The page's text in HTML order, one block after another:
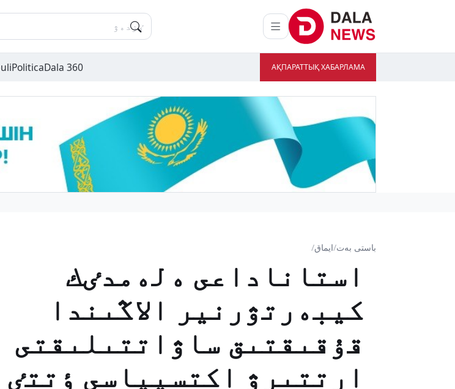
АҚПАРАТТЫҚ ХАБАРЛАМА
Dala 360
Politica
باستى بەت/ايماق/
استاناداعى ەلەمدٸك
كيبەرتۋرنير الاڭىندا
قۇقىقتىق ساۋاتتىلىقتى
ارتتىرۋ اكتسيياسى ٶتتٸ